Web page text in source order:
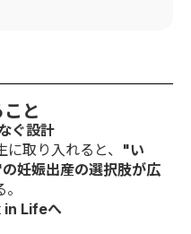
と
ぐ設計
取り入れると、 "い
妊娠出産の選択肢が広
Lifeへ